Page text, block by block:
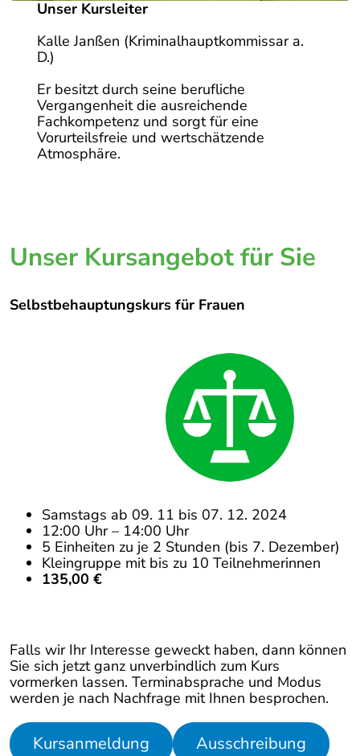
Unser Kursleiter
Kalle Janßen (Kriminalhauptkommissar a.
D.)
Er besitzt durch seine berufliche
Vergangenheit die ausreichende
Fachkompetenz und sorgt für eine
Vorurteilsfreie und wertschätzende
Atmosphäre.
Unser Kursangebot für Sie
Selbstbehauptungskurs für Frauen
Samstags ab 09. 11 bis 07. 12. 2024
12:00 Uhr – 14:00 Uhr
5 Einheiten zu je 2 Stunden (bis 7. Dezember)
Kleingruppe mit bis zu 10 Teilnehmerinnen
135,00 €
Falls wir Ihr Interesse geweckt haben, dann können
Sie sich jetzt ganz unverbindlich zum Kurs
vormerken lassen. Terminabsprache und Modus
werden je nach Nachfrage mit Ihnen besprochen.
Kursanmeldung Ausschreibung